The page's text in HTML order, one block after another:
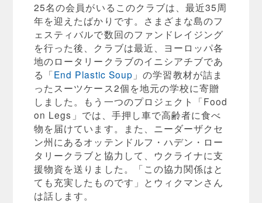
25名の会員がいるこのクラブは、最近35周
年を迎えたばかりです。さまざまな島のフ
ェスティバルで数回のファンドレイジング
を行った後、クラブは最近、ヨーロッパ各
地のロータリークラブのイニシアチブであ
る「End Plastic Soup 」の学習教材が詰ま
ったスーツケース2個を地元の学校に寄贈
しました。もう一つのプロジェクト「Food
on Legs」では、手押し車で高齢者に食べ
物を届けています。また、ニーダーザクセ
ン州にあるオッテンドルフ・ハデン・ロー
タリークラブと協力して、ウクライナに支
援物資を送りました。「この協力関係はと
ても充実したものです」とウィクマンさん
は話します。